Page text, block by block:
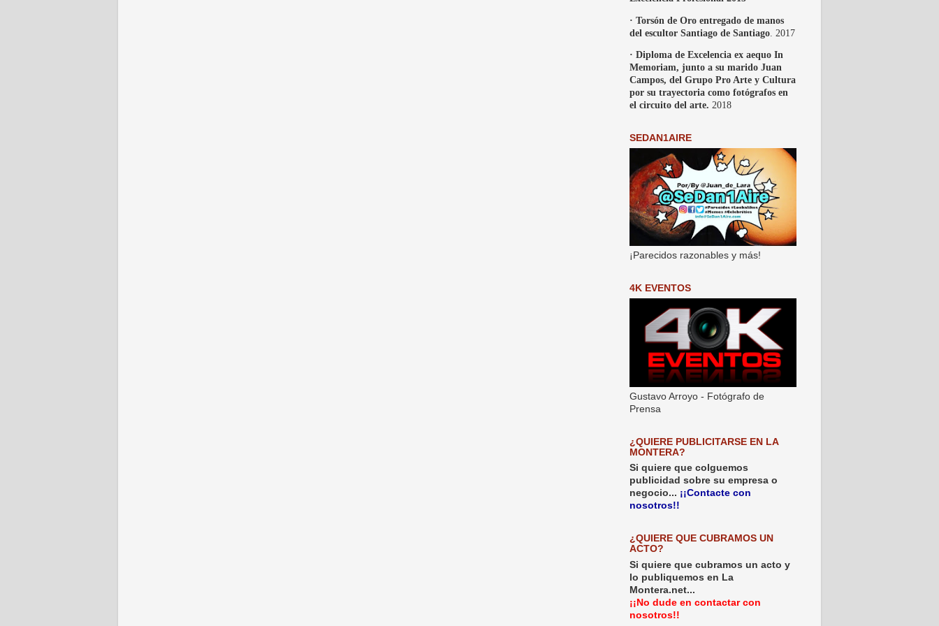
· Torsón de Oro entregado de manos
del escultor Santiago de Santiago . 2017
· Diploma de Excelencia ex aequo In
Memoriam, junto a su marido Juan
Campos, del Grupo Pro Arte y Cultura
por su trayectoria como fotógrafos en
el circuito del arte. 2018
SEDAN1AIRE
¡Parecidos razonables y más!
4K EVENTOS
Gustavo Arroyo - Fotógrafo de
Prensa
¿QUIERE PUBLICITARSE EN LA
MONTERA?
Si quiere que colguemos
publicidad sobre su empresa o
negocio... ¡¡Contacte con
nosotros!!
¿QUIERE QUE CUBRAMOS UN
ACTO?
Si quiere que cubramos un acto y
lo publiquemos en La
Montera.net...
¡¡No dude en contactar con
nosotros!!